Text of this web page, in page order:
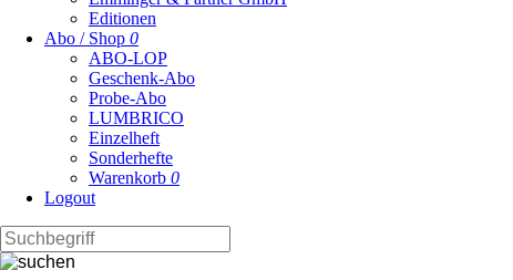
Editionen
Abo / Shop 0
ABO-LOP
Geschenk-Abo
Probe-Abo
LUMBRICO
Einzelheft
Sonderhefte
Warenkorb 0
Logout